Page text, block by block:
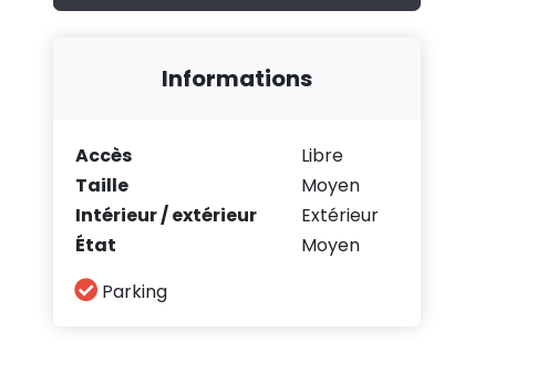
Informations
Accès
Libre
Taille
Moyen
Intérieur / extérieur
Extérieur
État
Moyen
Parking